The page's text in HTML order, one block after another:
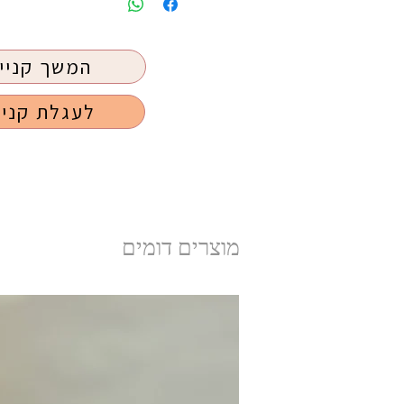
לעגלת
המשך
מוצרים דומים